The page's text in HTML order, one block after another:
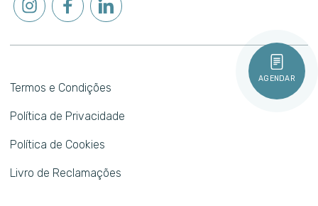
AGENDAR
Termos e Condições
Política de Privacidade
Política de Cookies
Livro de Reclamações